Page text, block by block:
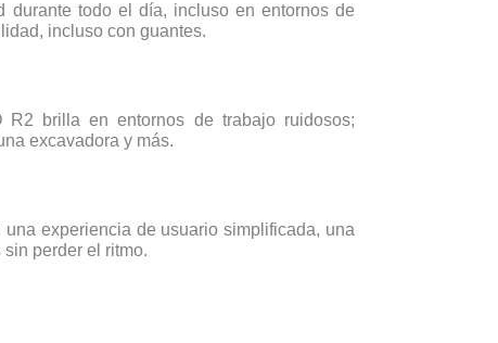
durante todo el día, incluso en entornos de
incluso con guantes.
brilla en entornos de trabajo ruidosos;
excavadora y más.
experiencia de usuario simplificada, una
perder el ritmo.